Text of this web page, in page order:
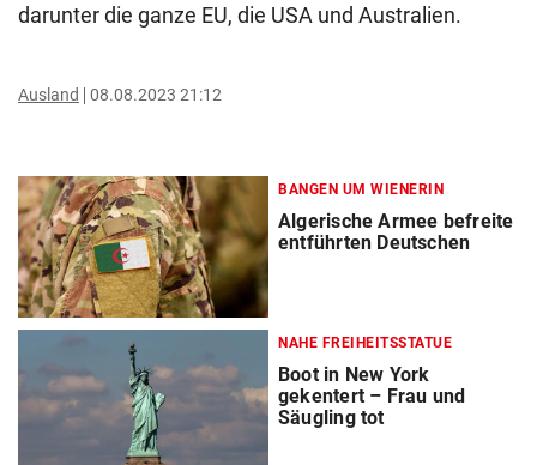
darunter die ganze EU, die USA und Australien.
Ausland 08.08.2023 21:12
BANGEN UM WIENERIN
Algerische Armee befreite
entführten Deutschen
NAHE FREIHEITSSTATUE
Boot in New York
gekentert – Frau und
Säugling tot